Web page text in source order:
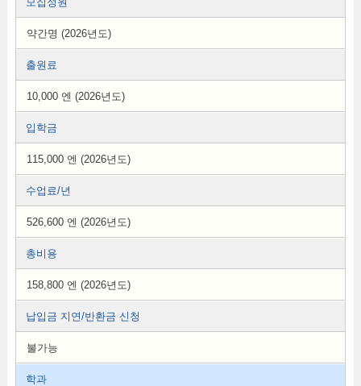
약간명 (2026년도)
출원료
10,000 엔 (2026년도)
입학금
115,000 엔 (2026년도)
수업료/년
526,600 엔 (2026년도)
총비용
158,800 엔 (2026년도)
납입금 지연/반환금 신청
불가능
학과